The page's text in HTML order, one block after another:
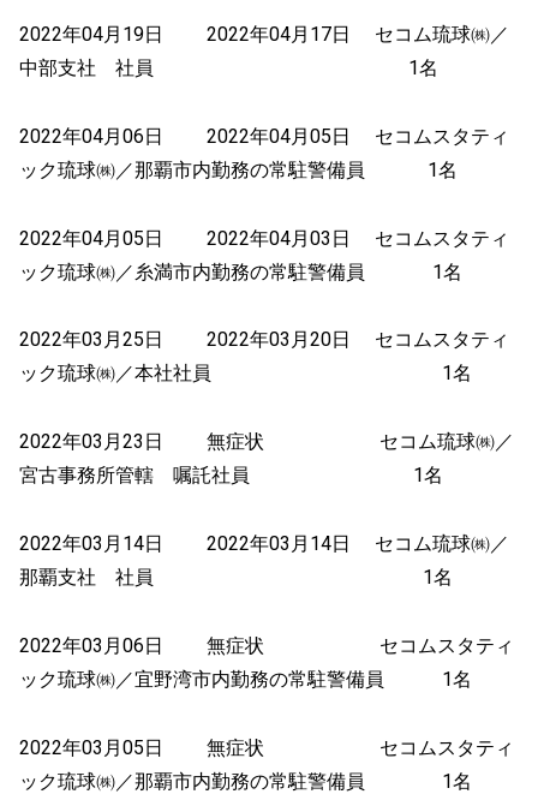
2022年04月19日 2022年04月17日 セコム琉球㈱／
中部支社 社員 1名
2022年04月06日 2022年04月05日 セコムスタティ
ック琉球㈱／那覇市内勤務の常駐警備員 1名
2022年04月05日 2022年04月03日 セコムスタティ
ック琉球㈱／糸満市内勤務の常駐警備員 1名
2022年03月25日 2022年03月20日 セコムスタティ
ック琉球㈱／本社社員 1名
2022年03月23日 無症状 セコム琉球㈱／
宮古事務所管轄 嘱託社員 1名
2022年03月14日 2022年03月14日 セコム琉球㈱／
那覇支社 社員 1名
2022年03月06日 無症状 セコムスタティ
ック琉球㈱／宜野湾市内勤務の常駐警備員 1名
2022年03月05日 無症状 セコムスタティ
ック琉球㈱／那覇市内勤務の常駐警備員 1名